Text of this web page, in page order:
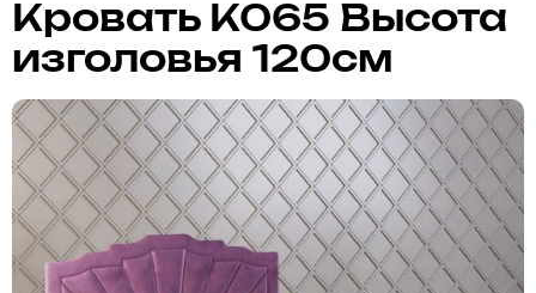
Кровать K065 Высота
изголовья 120см